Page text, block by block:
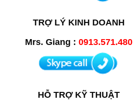
TRỢ LÝ KINH DOANH
Mrs. Giang : 0913.571.480
HỖ TRỢ KỸ THUẬT